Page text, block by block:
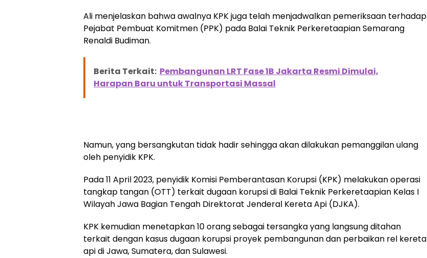
Ali menjelaskan bahwa awalnya KPK juga telah menjadwalkan pemeriksaan terhadap
Pejabat Pembuat Komitmen (PPK) pada Balai Teknik Perkeretaapian Semarang
Renaldi Budiman.
Berita Terkait: Pembangunan LRT Fase 1B Jakarta Resmi Dimulai,
Harapan Baru untuk Transportasi Massal
Namun, yang bersangkutan tidak hadir sehingga akan dilakukan pemanggilan ulang
oleh penyidik KPK.
Pada 11 April 2023, penyidik Komisi Pemberantasan Korupsi (KPK) melakukan operasi
tangkap tangan (OTT) terkait dugaan korupsi di Balai Teknik Perkeretaapian Kelas I
Wilayah Jawa Bagian Tengah Direktorat Jenderal Kereta Api (DJKA).
KPK kemudian menetapkan 10 orang sebagai tersangka yang langsung ditahan
terkait dengan kasus dugaan korupsi proyek pembangunan dan perbaikan rel kereta
api di Jawa, Sumatera, dan Sulawesi.